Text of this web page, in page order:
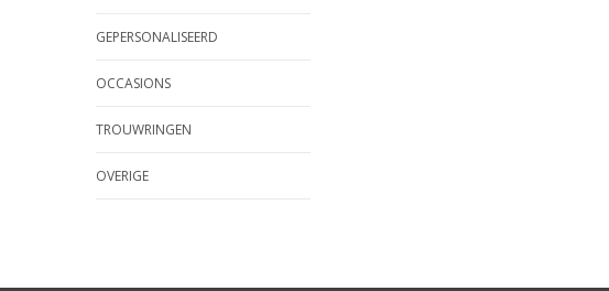
GEPERSONALISEERD
OCCASIONS
TROUWRINGEN
OVERIGE